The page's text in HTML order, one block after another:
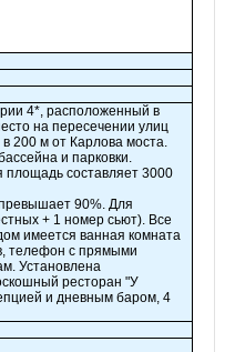
4*, расположенный в
на пересечении улиц
200 м от Карлова моста.
и парковки.
площадь составляет 3000
90%. Для
+ 1 номер сьют). Все
имеется ванная комната
телефон с прямыми
Установлена
ресторан "У
и дневным баром, 4